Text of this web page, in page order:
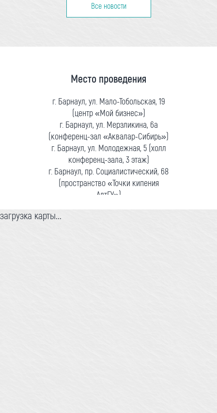
Все новости
Место проведения
г. Барнаул, ул. Мало-Тобольская, 19
(центр «Мой бизнес»)
г. Барнаул, ул. Мерзликина, 6а
(конференц-зал «Аквалар-Сибирь»)
г. Барнаул, ул. Молодежная, 5 (холл
конференц-зала, 3 этаж)
г. Барнаул, пр. Социалистический, 68
(пространство «Точки кипения
АлтГУ»)
загрузка карты...